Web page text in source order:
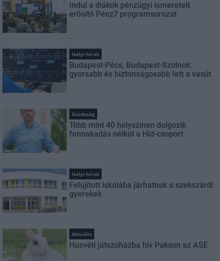
Indul a diákok pénzügyi ismereteit
erősítő Pénz7 programsorozat
Helyi hírek
Budapest-Pécs, Budapest-Szolnok:
gyorsabb és biztonságosabb lett a vasút
Gazdaság
Több mint 40 helyszínen dolgozik
fennakadás nélkül a Híd-csoport
Helyi hírek
Felújított iskolába járhatnak a szekszárdi
gyerekek
Aktuális
Húsvéti játszóházba hív Pakson az ASE